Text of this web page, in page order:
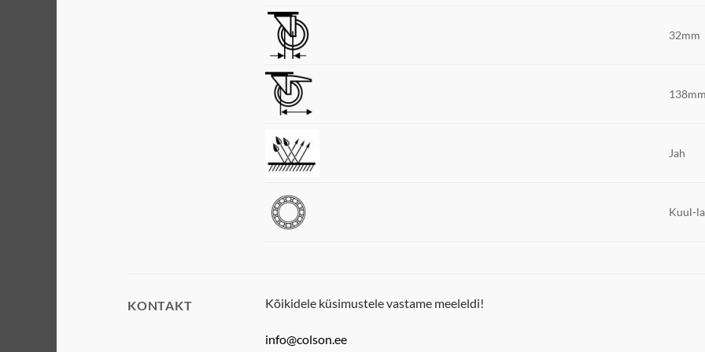
32mm
138mm
Jah
Kuul-
KONTAKT Kõikidele küsimustele vastame meeleldi!
info@colson.ee